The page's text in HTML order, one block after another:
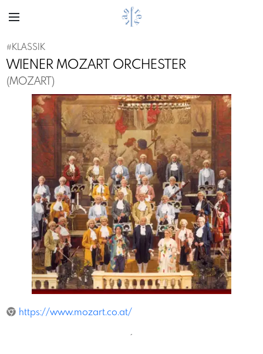
#KLASSIK
WIENER MOZART ORCHESTER
(MOZART)
Previous Next
https://www.mozart.co.at/
´